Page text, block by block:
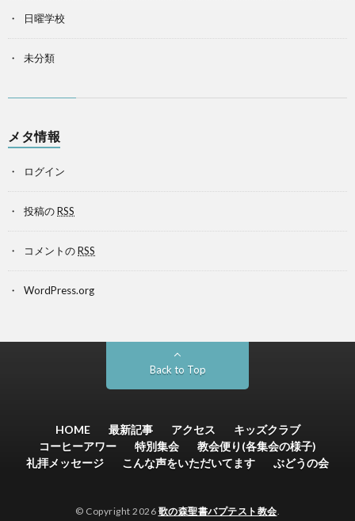
日曜学校
未分類
メタ情報
ログイン
投稿のRSS
コメントのRSS
WordPress.org
Back to Top
HOME 最新記事 アクセス
キッズクラブ
コーヒーアワー
特別集会
教会便り(各集会の様子)
礼拝メッセージ
こんな声をいただいてます ぶどうの会
© Copyright 2026 歌の森聖書バプテスト教会.